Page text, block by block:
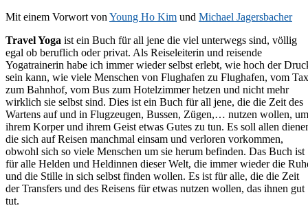
Mit einem Vorwort von Young Ho Kim und Michael Jagersbacher
Travel Yoga ist ein Buch für all jene die viel unterwegs sind, völlig
egal ob beruflich oder privat. Als Reiseleiterin und reisende
Yogatrainerin habe ich immer wieder selbst erlebt, wie hoch der
sein kann, wie viele Menschen von Flughafen zu Flughafen, vom
zum Bahnhof, vom Bus zum Hotelzimmer hetzen und nicht mehr
wirklich sie selbst sind. Dies ist ein Buch für all jene, die die Zeit des
Wartens auf und in Flugzeugen, Bussen, Zügen,… nutzen wollen, um
ihrem Korper und ihrem Geist etwas Gutes zu tun. Es soll allen
die sich auf Reisen manchmal einsam und verloren vorkommen,
obwohl sich so viele Menschen um sie herum befinden. Das Buch ist
für alle Helden und Heldinnen dieser Welt, die immer wieder die
und die Stille in sich selbst finden wollen. Es ist für alle, die die Zeit
der Transfers und des Reisens für etwas nutzen wollen, das ihnen gut
tut.